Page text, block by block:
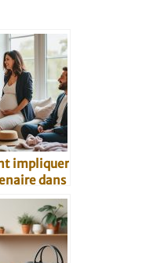
impliquer
dans
post-